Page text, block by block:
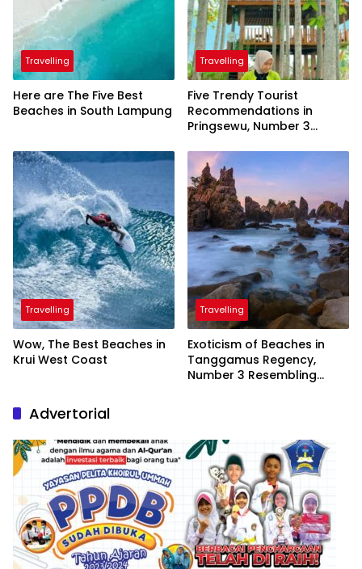
Travelling
Here are The Five Best
Beaches in South Lampung
Travelling
Five Trendy Tourist
Recommendations in
Pringsewu, Number 3
President
Travelling
Wow, The Best Beaches in
Krui West Coast
Travelling
Exoticism of Beaches in
Tanggamus Regency,
Number 3 Resembling
Advertorial